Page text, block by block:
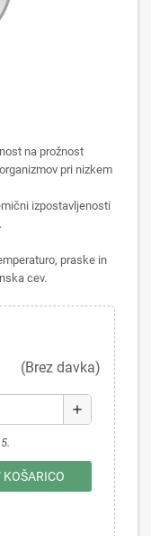
na prožnost
pri nizkem
izpostavljenosti
praske in
cev.
(Brez davka)
add
KOŠARICO